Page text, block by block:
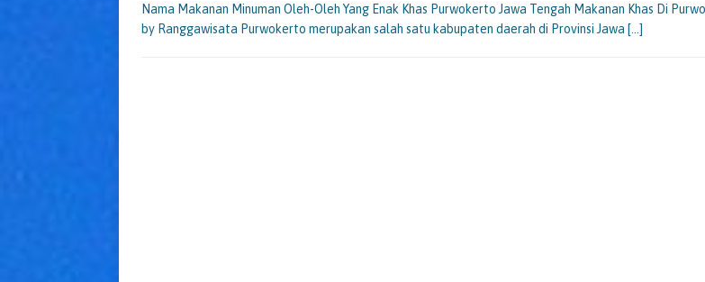
Nama Makanan Minuman Oleh-Oleh Yang Enak Khas Purwokerto Jawa Tengah Makanan Khas Di
by Ranggawisata Purwokerto merupakan salah satu kabupaten daerah di Provinsi Jawa […]